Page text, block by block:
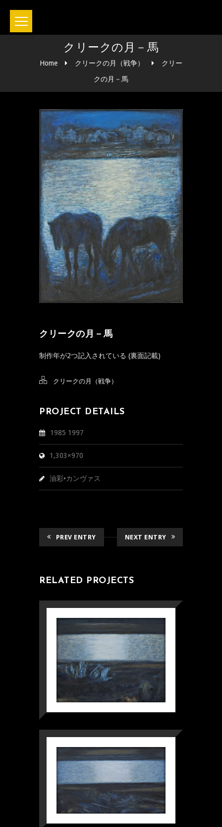
クリークの月－馬
Home クリークの月（戦争）
クリー
クの月－馬
クリークの月－馬
制作年が2つ記入されている (裏面記載)
クリークの月（戦争）
PROJECT DETAILS
1985 1997
1,303×970
油彩•カンヴァス
PREV ENTRY NEXT ENTRY
RELATED PROJECTS